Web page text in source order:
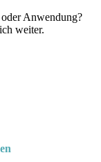
Anwendung?
weiter.